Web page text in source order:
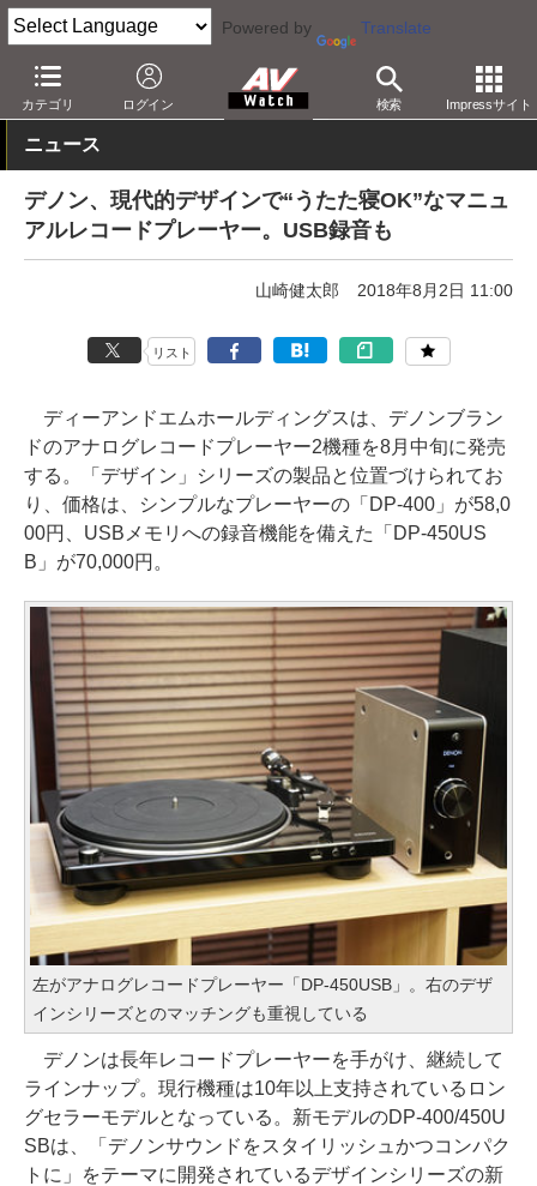
Powered by Translate
カテゴリ ログイン 検索 Impressサイト
AV Watch 製品 レコードプレーヤー
ニュース
デノン、現代的デザインで“うたた寝OK”なマニュ
アルレコードプレーヤー。USB録音も
山崎健太郎 2018年8月2日 11:00
リスト
ディーアンドエムホールディングスは、デノンブラン
ドのアナログレコードプレーヤー2機種を8月中旬に発売
する。「デザイン」シリーズの製品と位置づけられてお
り、価格は、シンプルなプレーヤーの「DP-400」が58,0
00円、USBメモリへの録音機能を備えた「DP-450US
B」が70,000円。
左がアナログレコードプレーヤー「DP-450USB」。右のデザ
インシリーズとのマッチングも重視している
デノンは長年レコードプレーヤーを手がけ、継続して
ラインナップ。現行機種は10年以上支持されているロン
グセラーモデルとなっている。新モデルのDP-400/450U
SBは、「デノンサウンドをスタイリッシュかつコンパク
トに」をテーマに開発されているデザインシリーズの新